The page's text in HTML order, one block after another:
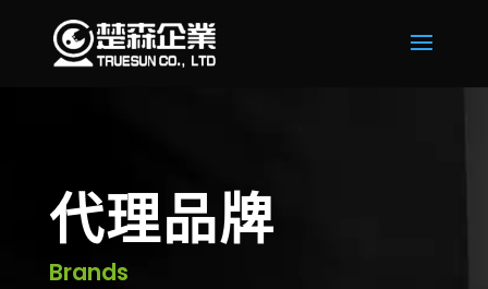
代理品牌
Brands